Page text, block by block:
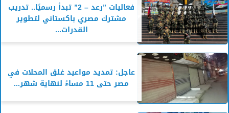
فعاليات ”رعد – 2” تبدأ رسميًا.. تدريب
مشترك مصري باكستاني لتطوير
القدرات...
عاجل: تمديد مواعيد غلق المحلات في
مصر حتى 11 مساءً لنهاية شهر...